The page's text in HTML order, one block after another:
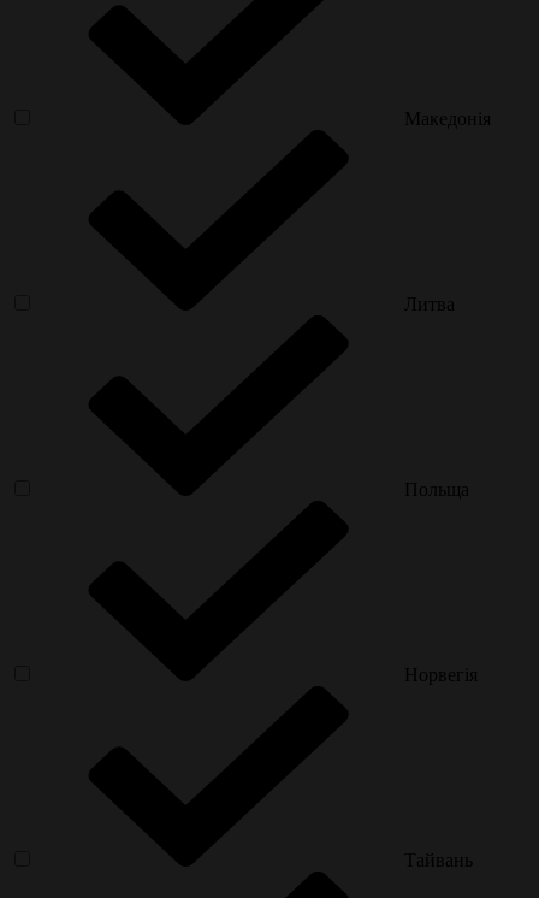
Македонія
Литва
Польща
Норвегія
Тайвань